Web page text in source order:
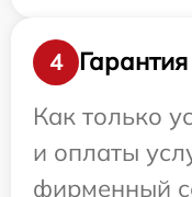
4
Гарантия
Как только
и оплаты
фирменный